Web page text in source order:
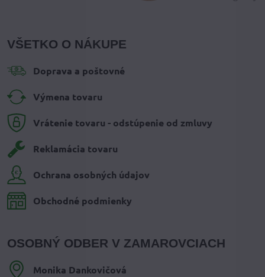
VŠETKO O NÁKUPE
Doprava a poštovné
Výmena tovaru
Vrátenie tovaru - odstúpenie od zmluvy
Reklamácia tovaru
Ochrana osobných údajov
Obchodné podmienky
OSOBNÝ ODBER V ZAMAROVCIACH
Monika Dankovičová